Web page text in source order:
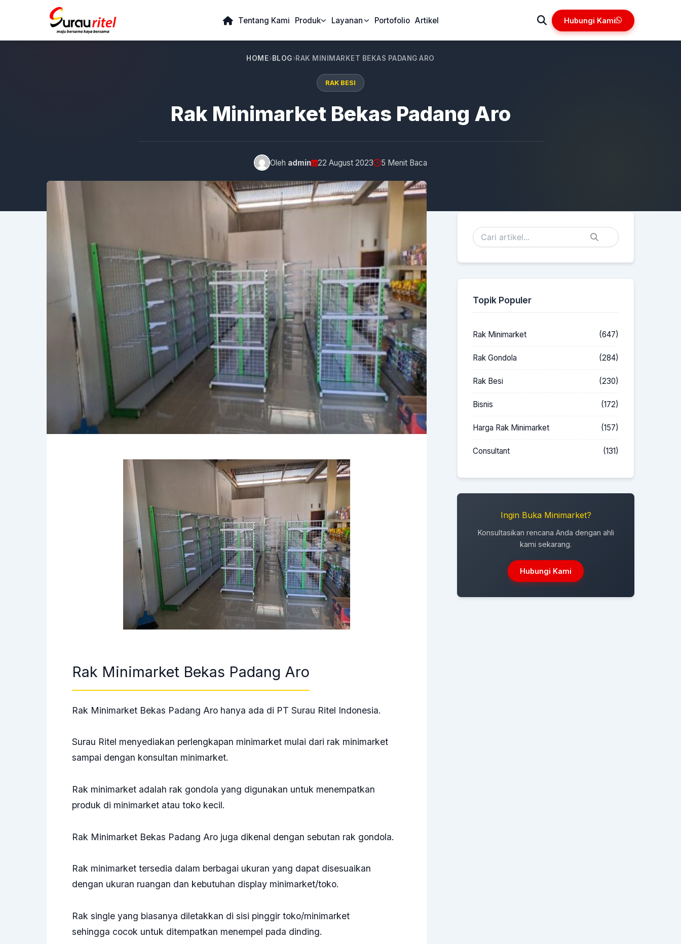
Tentang Kami Produk Layanan Portofolio Artikel Hubungi Kami
HOME BLOG RAK MINIMARKET BEKAS PADANG ARO
RAK BESI
Rak Minimarket Bekas Padang Aro
Oleh admin 22 August 2023 5 Menit Baca
Rak Minimarket Bekas Padang Aro
Rak Minimarket Bekas Padang Aro hanya ada di PT Surau Ritel Indonesia.
Surau Ritel menyediakan perlengkapan minimarket mulai dari rak minimarket
sampai dengan konsultan minimarket.
Rak minimarket adalah rak gondola yang digunakan untuk menempatkan
produk di minimarket atau toko kecil.
Rak Minimarket Bekas Padang Aro juga dikenal dengan sebutan rak gondola.
Rak minimarket tersedia dalam berbagai ukuran yang dapat disesuaikan
dengan ukuran ruangan dan kebutuhan display minimarket/toko.
Rak single yang biasanya diletakkan di sisi pinggir toko/minimarket
sehingga cocok untuk ditempatkan menempel pada dinding.
Topik Populer
Rak Minimarket (647)
Rak Gondola (284)
Rak Besi (230)
Bisnis (172)
Harga Rak Minimarket (157)
Consultant (131)
Ingin Buka Minimarket?
Konsultasikan rencana Anda dengan ahli
kami sekarang.
Hubungi Kami